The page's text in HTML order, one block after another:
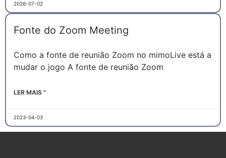
2026-07-02
Fonte do Zoom Meeting
Como a fonte de reunião Zoom no mimoLive está a
mudar o jogo A fonte de reunião Zoom
LER MAIS "
2023-04-03